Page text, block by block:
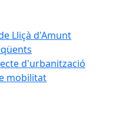
Lliçà d'Amunt
d'urbanització
mobilitat